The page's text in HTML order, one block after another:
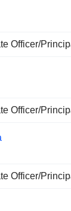
Officer/
Officer/
Officer/